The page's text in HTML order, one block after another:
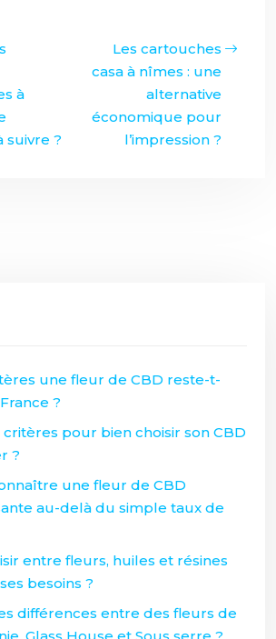
à
suivre ?
Les cartouches
casa à nîmes : une
alternative
économique pour
l’impression ?
une fleur de CBD reste-t-
?
pour bien choisir son CBD
?
une fleur de CBD
au-delà du simple taux de
entre fleurs, huiles et résines
besoins ?
différences entre des fleurs de